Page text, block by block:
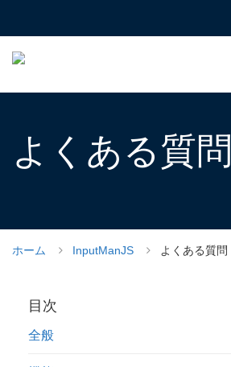
よくある質問
ホーム InputManJS よくある質問
目次
全般